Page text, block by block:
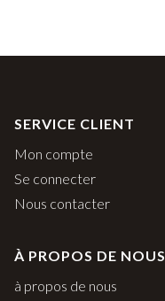
SERVICE CLIENT
Mon compte
Se connecter
Nous contacter
À PROPOS DE NOUS
à propos de nous